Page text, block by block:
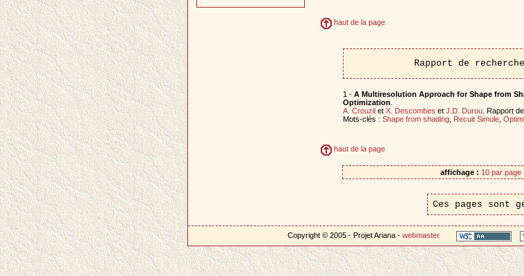
haut de la page
Rapport de
1 - A Multiresolution Approach for Shape from
Optimization
A. Crouzilet X. Descombes et J.D. Durou. Rapport
Mots-clés : Shape from shading, Recuit Simule,
haut de la page
affichage : 10 par page
Ces pages sont
Copyright © 2005 - Projet Ariana -webmaster